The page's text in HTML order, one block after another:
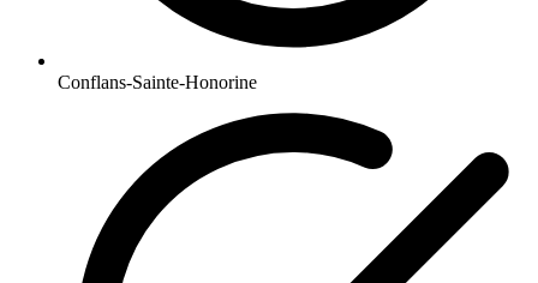
Conflans-Sainte-Honorine